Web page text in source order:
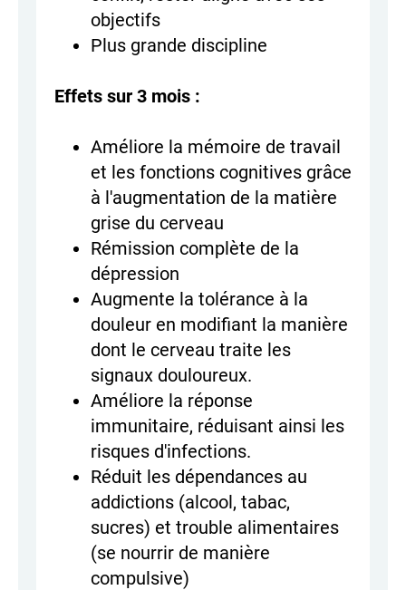
objectifs
Plus grande discipline
Effets sur 3 mois :
Améliore la mémoire de travail
et les fonctions cognitives grâce
à l'augmentation de la matière
grise du cerveau
Rémission complète de la
dépression
Augmente la tolérance à la
douleur en modifiant la manière
dont le cerveau traite les
signaux douloureux.
Améliore la réponse
immunitaire, réduisant ainsi les
risques d'infections.
Réduit les dépendances au
addictions (alcool, tabac,
sucres) et trouble alimentaires
(se nourrir de manière
compulsive)